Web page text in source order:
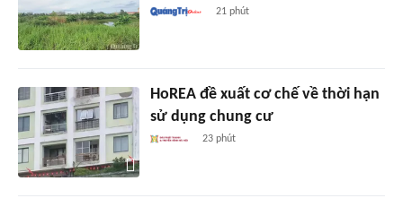
21 phút
HoREA đề xuất cơ chế về thời hạn
sử dụng chung cư
23 phút